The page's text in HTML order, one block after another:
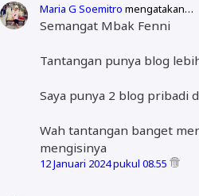
Maria G Soemitro mengatakan…
Semangat Mbak Fenni
Tantangan punya blog
Saya punya 2 blog pribadi
Wah tantangan banget
mengisinya
12 Januari 2024 pukul 08.55